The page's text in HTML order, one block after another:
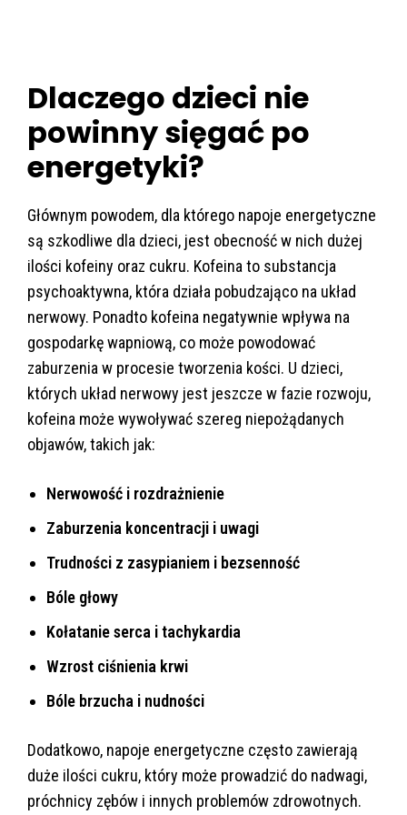
Dlaczego dzieci nie
powinny sięgać po
energetyki?
Głównym powodem, dla którego napoje energetyczne
są szkodliwe dla dzieci, jest obecność w nich dużej
ilości kofeiny oraz cukru. Kofeina to substancja
psychoaktywna, która działa pobudzająco na układ
nerwowy. Ponadto kofeina negatywnie wpływa na
gospodarkę wapniową, co może powodować
zaburzenia w procesie tworzenia kości. U dzieci,
których układ nerwowy jest jeszcze w fazie rozwoju,
kofeina może wywoływać szereg niepożądanych
objawów, takich jak:
Nerwowość i rozdrażnienie
Zaburzenia koncentracji i uwagi
Trudności z zasypianiem i bezsenność
Bóle głowy
Kołatanie serca i tachykardia
Wzrost ciśnienia krwi
Bóle brzucha i nudności
Dodatkowo, napoje energetyczne często zawierają
duże ilości cukru, który może prowadzić do nadwagi,
próchnicy zębów i innych problemów zdrowotnych.